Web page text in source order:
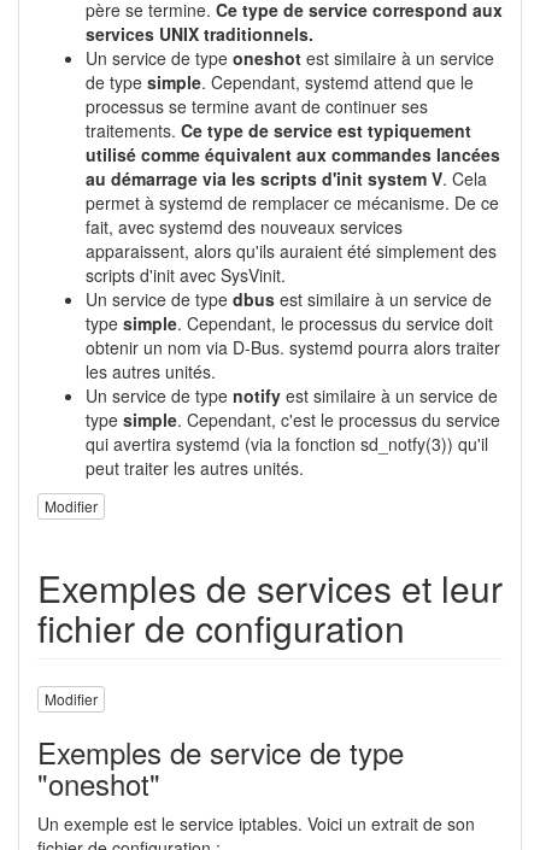
père se termine. Ce type de service correspond aux
services UNIX traditionnels.
Un service de type oneshot est similaire à un service
de type simple. Cependant, systemd attend que le
processus se termine avant de continuer ses
traitements. Ce type de service est typiquement
utilisé comme équivalent aux commandes lancées
au démarrage via les scripts d'init system V. Cela
permet à systemd de remplacer ce mécanisme. De ce
fait, avec systemd des nouveaux services
apparaissent, alors qu'ils auraient été simplement des
scripts d'init avec SysVinit.
Un service de type dbus est similaire à un service de
type simple. Cependant, le processus du service doit
obtenir un nom via D-Bus. systemd pourra alors traiter
les autres unités.
Un service de type notify est similaire à un service de
type simple. Cependant, c'est le processus du service
qui avertira systemd (via la fonction sd_notfy(3)) qu'il
peut traiter les autres unités.
Modifier
Exemples de services et leur
fichier de configuration
Modifier
Exemples de service de type
"oneshot"
Un exemple est le service iptables. Voici un extrait de son